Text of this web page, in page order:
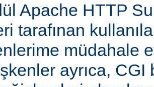
Apache HTTP
tarafınan
müdahale
ayrıca,